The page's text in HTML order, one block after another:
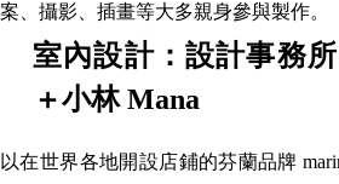
案、攝影、插畫等大多親身參與製作。
室內設計：設計事務
＋小林 Mana
以在世界各地開設店鋪的芬蘭品牌